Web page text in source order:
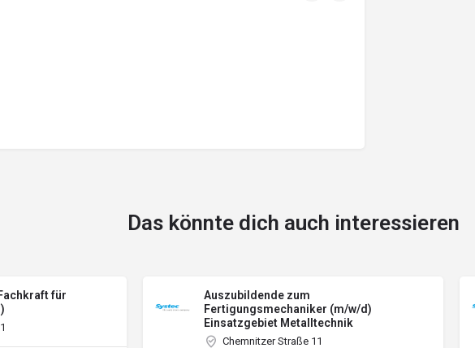
Das könnte dich auch interessieren
für
Auszubildende zum
Fertigungsmechaniker (m/w/d)
Einsatzgebiet Metalltechnik
Chemnitzer Straße 11